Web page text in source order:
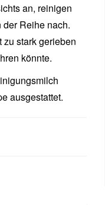
an, reinigen
Reihe nach.
stark gerieben
könnte.
ausgestattet.